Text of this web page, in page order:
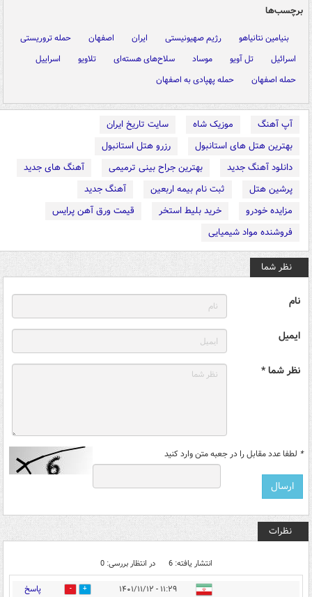
برچسب‌ها
بنیامین نتانیاهو رژیم صهیونیستی ایران اصفهان
حمله تروریستی
اسرائیل
تل آویو موساد سلاح‌های هسته‌ای تلاویو
اسراییل
حمله اصفهان
حمله پهپادی به اصفهان
آپ آهنگ موزیک شاه
سایت تاریخ ایران
بهترین هتل های استانبول
رزرو هتل استانبول
دانلود آهنگ جدید
بهترین جراح بینی ترمیمی
آهنگ های جدید
پرشین هتل
ثبت نام بیمه اربعین
آهنگ جدید
مزایده خودرو
خرید بلیط استخر
قیمت ورق آهن پرایس
فروشنده مواد شیمیایی
نظر شما
نام
ایمیل
نظر شما *
* لطفا عدد مقابل را در جعبه متن وارد کنید
نظرات
انتشار یافته: 6 در انتظار بررسی: 0
۱۱:۲۹ - ۱۴۰۱/۱۱/۱۲ 10 پاسخ